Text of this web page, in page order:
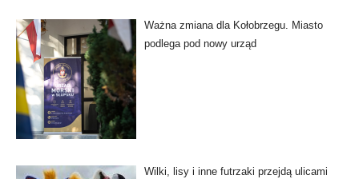
Ważna zmiana dla Kołobrzegu. Miasto
podlega pod nowy urząd
Wilki, lisy i inne futrzaki przejdą ulicami